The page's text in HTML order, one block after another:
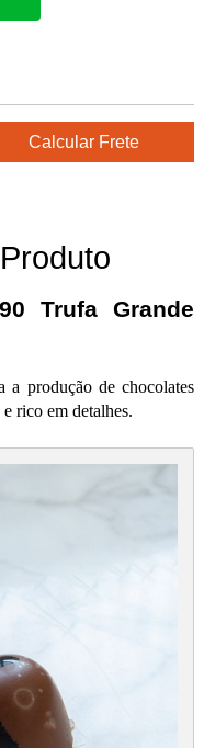
Trufa Grande
a produção de chocolates
rico em detalhes.